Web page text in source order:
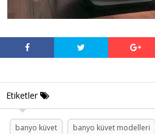
Etiketler
banyo küvet banyo küvet modelleri